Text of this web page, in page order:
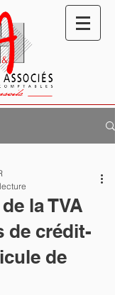
la TVA
de crédit-
de